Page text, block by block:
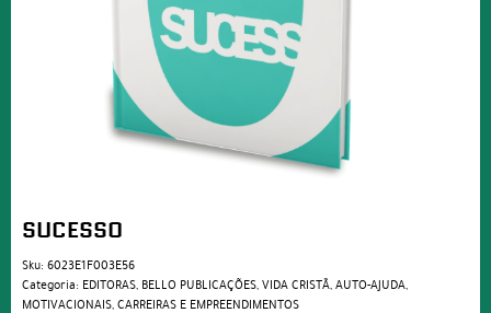
SUCESSO
Sku: 6023E1F003E56
Categoria: EDITORAS, BELLO PUBLICAÇÕES,VIDA CRISTÃ,AUTO-AJUDA,
MOTIVACIONAIS,CARREIRAS E EMPREENDIMENTOS